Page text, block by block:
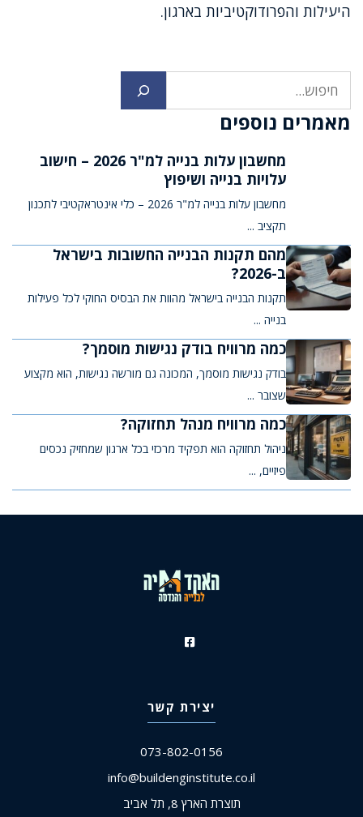
היעילות והפרודוקטיביות בארגון.
מאמרים נוספים
מחשבון עלות בנייה למ"ר 2026 – חישוב
עלויות בנייה ושיפוץ
מחשבון עלות בנייה למ"ר 2026 – כלי אינטראקטיבי לתכנון
תקציב ...
מהם תקנות הבנייה החשובות בישראל
ב-2026?
תקנות הבנייה בישראל מהוות את הבסיס החוקי לכל פעילות
בנייה ...
כמה מרוויח בודק נגישות מוסמך?
בודק נגישות מוסמך, המכונה גם מורשה נגישות, הוא מקצוע
שצובר ...
כמה מרוויח מנהל תחזוקה?
ניהול תחזוקה הוא תפקיד מרכזי בכל ארגון שמחזיק נכסים
פיזיים, ...
יצירת קשר
073-802-0156
info@buildenginstitute.co.il
תוצרת הארץ 8, תל אביב